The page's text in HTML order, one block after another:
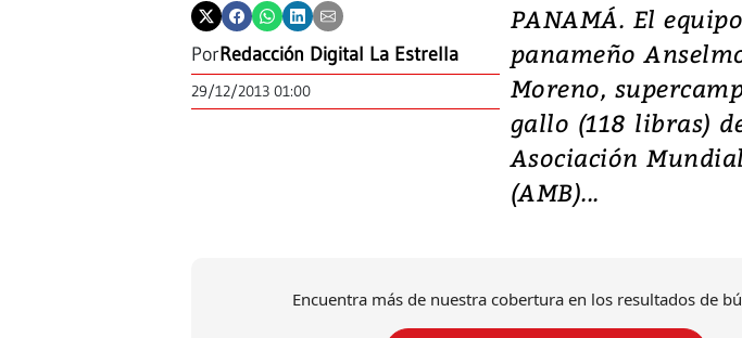
PorRedacción Digital La Estrella
29/12/2013 01:00
PANAMÁ. El
panameño
Moreno,
gallo (118 libras)
Asociación
(AMB)...
Encuentra más de nuestra cobertura en los resultados de
Video,
deja
daños en